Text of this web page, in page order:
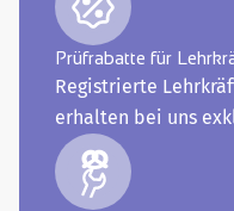
Prüfrabatte für
Registrierte
erhalten bei uns